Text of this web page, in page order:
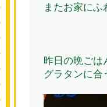
またお家にふ
昨日の晩ご
グラタンに合